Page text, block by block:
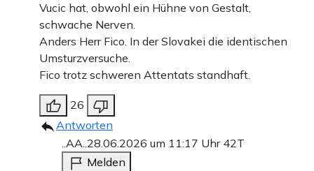
Vucic hat, obwohl ein Hühne von Gestalt,
schwache Nerven.
Anders Herr Fico. In der Slovakei die identischen
Umsturzversuche.
Fico trotz schweren Attentats standhaft.
26
Antworten
..AA..28.06.2026 um 11:17 Uhr 42T
Melden